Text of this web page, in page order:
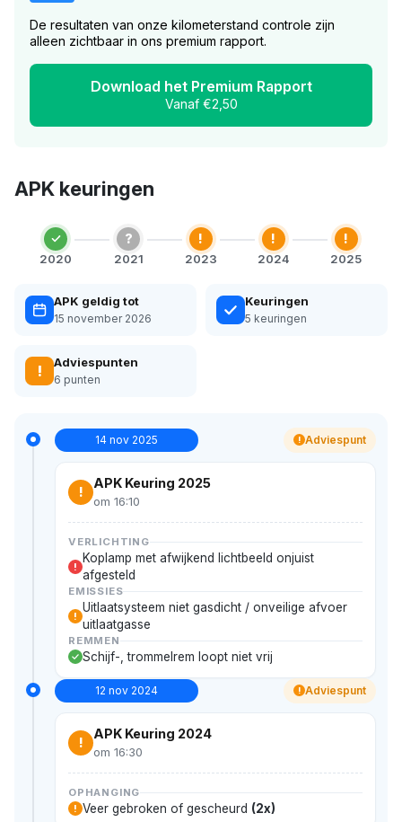
De resultaten van onze kilometerstand controle zijn
alleen zichtbaar in ons premium rapport.
Download het Premium Rapport
Vanaf €2,50
APK keuringen
2020
?
2021
!
2023
!
2024
!
2025
APK geldig tot
15 november 2026
Keuringen
5 keuringen
! Adviespunten
6 punten
14 nov 2025 ! Adviespunt
!
APK Keuring 2025
om 16:10
VERLICHTING
!
Koplamp met afwijkend lichtbeeld onjuist
afgesteld
EMISSIES
!
Uitlaatsysteem niet gasdicht / onveilige afvoer
uitlaatgasse
REMMEN
Schijf-, trommelrem loopt niet vrij
12 nov 2024 ! Adviespunt
!
APK Keuring 2024
om 16:30
OPHANGING
! Veer gebroken of gescheurd (2x)